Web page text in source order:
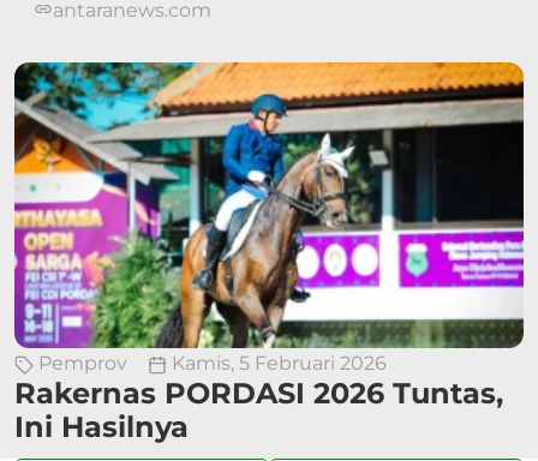
antaranews.com
Pemprov Kamis, 5 Februari 2026
Rakernas PORDASI 2026 Tuntas,
Ini Hasilnya